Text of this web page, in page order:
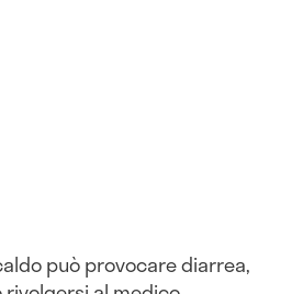
può provocare diarrea,